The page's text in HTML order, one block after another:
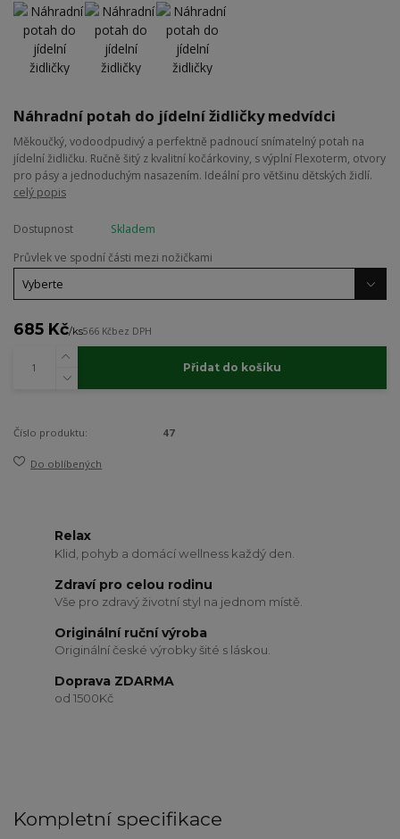
Náhradní potah do jídelní židličky medvídci
Měkoučký, vodoodpudivý a perfektně padnoucí snímatelný potah na
jídelní židličku. Ručně šitý z kvalitní kočárkoviny, s výplní Flexoterm, otvory
pro pásy a jednoduchým nasazením. Ideální pro většinu dětských židlí.
celý popis
Dostupnost
Skladem
Průvlek ve spodní části mezi nožičkami
685 Kč/ks566 Kčbez DPH
Přidat do košíku
Číslo produktu: 47
Do oblíbených
Relax
Klid, pohyb a domácí wellness každý den.
Zdraví pro celou rodinu
Vše pro zdravý životní styl na jednom místě.
Originální ruční výroba
Originální české výrobky šité s láskou.
Doprava ZDARMA
od 1500Kč
Kompletní specifikace